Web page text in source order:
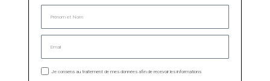
Je consens au traitement de mes données afin de recevoir les informations